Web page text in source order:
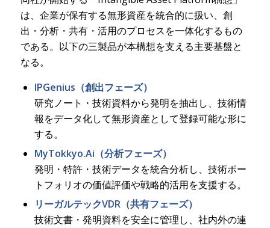
は、企業が保有する無形資産を統合的に扱い、創
出・分析・共有・活用のプロセスを一体化するもの
である。以下の三製品が本構想を支える主要基盤と
なる。
IPGenius（創出フェーズ）
研究ノート・技術資料から発明を抽出し、技術情
報をデータ化して無形資産として登録可能な形に
する。
MyTokkyo.Ai（分析フェーズ）
発明・特許・技術データを統合分析し、技術ポー
トフォリオの価値評価や戦略的活用を支援する。
リーガルテックVDR（共有フェーズ）
技術文書・発明資料を安全に管理し、社内外の連